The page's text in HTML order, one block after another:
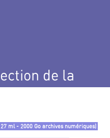
de la
ml - 2000 Go archives numériques)